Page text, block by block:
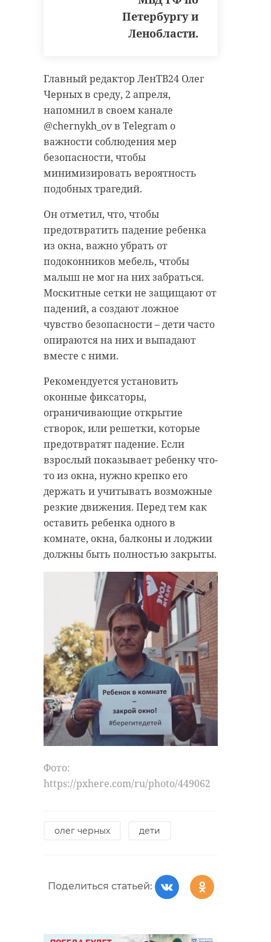
Петербургу и
Ленобласти.
Главный редактор ЛенТВ24 Олег
Черных в среду, 2 апреля,
напомнил в своем канале
@chernykh_ov в Telegram о
важности соблюдения мер
безопасности, чтобы
минимизировать вероятность
подобных трагедий.
Он отметил, что, чтобы
предотвратить падение ребенка
из окна, важно убрать от
подоконников мебель, чтобы
малыш не мог на них забраться.
Москитные сетки не защищают от
падений, а создают ложное
чувство безопасности – дети часто
опираются на них и выпадают
вместе с ними.
Рекомендуется установить
оконные фиксаторы,
ограничивающие открытие
створок, или решетки, которые
предотвратят падение. Если
взрослый показывает ребенку что-
то из окна, нужно крепко его
держать и учитывать возможные
резкие движения. Перед тем как
оставить ребенка одного в
комнате, окна, балконы и лоджии
должны быть полностью закрыты.
Фото:
https://pxhere.com/ru/photo/449062
олег черных дети
Поделиться статьей: